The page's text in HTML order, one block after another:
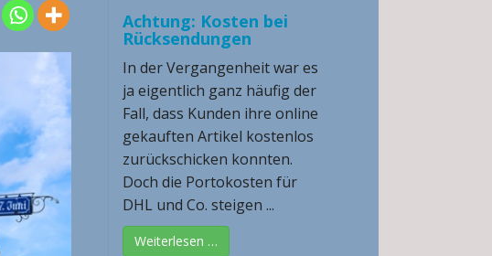
Achtung: Kosten bei
Rücksendungen
In der Vergangenheit war es
ja eigentlich ganz häufig der
Fall, dass Kunden ihre online
gekauften Artikel kostenlos
zurückschicken konnten.
Doch die Portokosten für
DHL und Co. steigen ...
Weiterlesen …